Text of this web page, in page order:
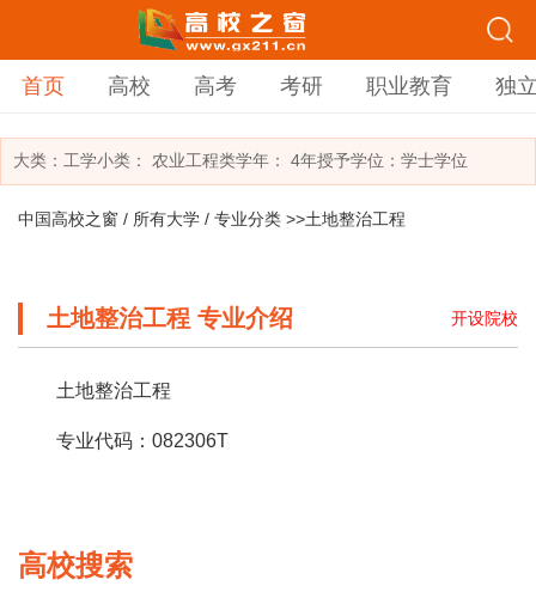
首页 高校 高考 考研 职业教育 独
大类： 工学小类： 农业工程类学年： 4年授予学位：学士学位
中国高校之窗 / 所有大学 / 专业分类 >>土地整治工程
土地整治工程 专业介绍 开设院校
土地整治工程
专业代码：082306T
高校搜索